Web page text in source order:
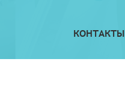
КОНТАКТЫ